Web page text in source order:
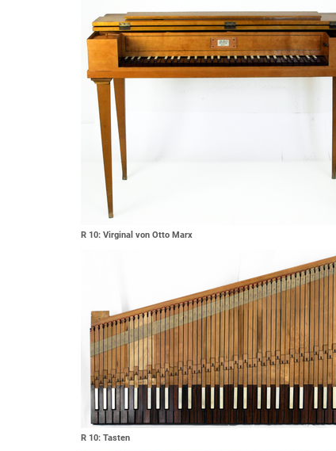
R 10: Virginal von Otto Marx
R 10: Tasten